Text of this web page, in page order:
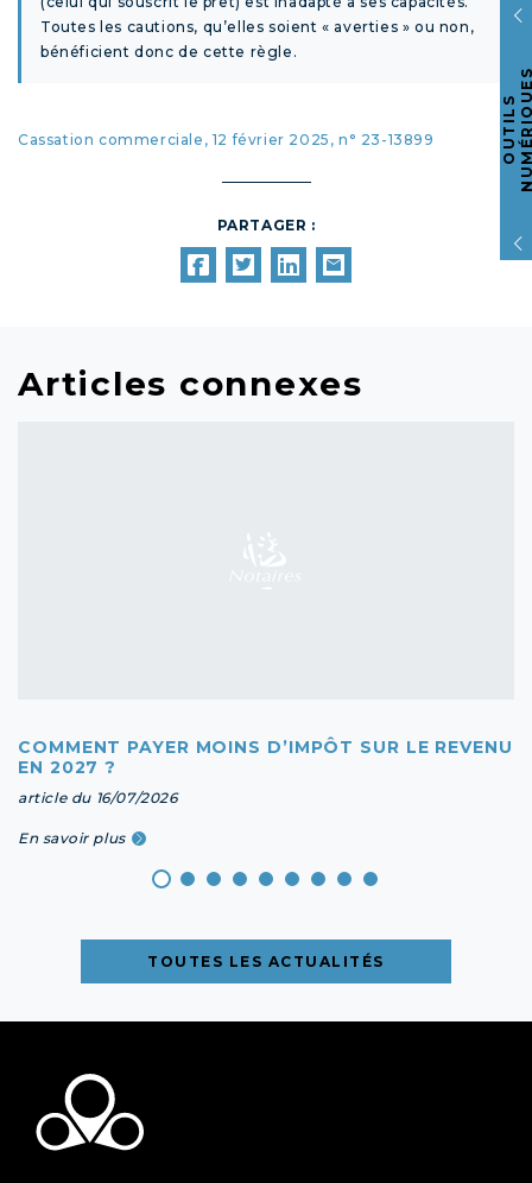
Toutes les cautions, qu’elles soient « averties » ou non,
bénéficient donc de cette règle.
Cassation commerciale, 12 février 2025, n° 23-13899
PARTAGER :
Articles connexes
COMMENT PAYER MOINS D’IMPÔT SUR LE REVENU
EN 2027 ?
article du 16/07/2026
En savoir plus
TOUTES LES ACTUALITÉS
O
U
T
I
L
S
N
U
M
É
R
I
Q
U
E